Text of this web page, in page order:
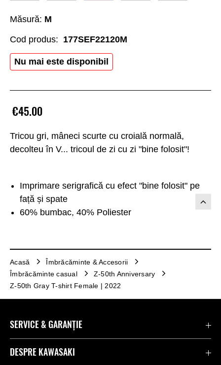
Tricou gri, mâneci scurte cu croială normală,
decolteu în V... tricoul de zi cu zi "bine folosit"!
Imprimare serigrafică cu efect "bine folosit" pe
față și spate
60% bumbac, 40% Poliester
€45.00
Măsură: M
Nu mai este disponibil
Cod produs: 177SEF22120M
Acasă
Îmbrăcăminte & Accesorii
Îmbrăcăminte casual
Z-50th Anniversary
Z-50th Gray T-shirt Female | 2022
SERVICE & GARANȚIE
Contactează-ne
DESPRE KAWASAKI